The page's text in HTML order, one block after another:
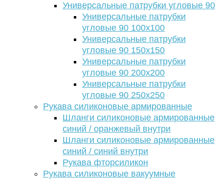
Универсальные патрубки угловые 90
Универсальные патрубки
угловые 90 100х100
Универсальные патрубки
угловые 90 150х150
Универсальные патрубки
угловые 90 200х200
Универсальные патрубки
угловые 90 250х250
Рукава силиконовые армированные
Шланги силиконовые армированные
синий / оранжевый внутри
Шланги силиконовые армированные
синий / синий внутри
Рукава фторсиликон
Рукава силиконовые вакуумные